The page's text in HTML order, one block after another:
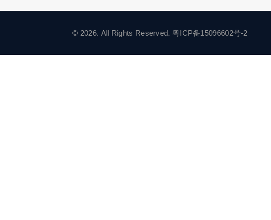
© 2026. All Rights Reserved. 粤ICP备15096602号-2